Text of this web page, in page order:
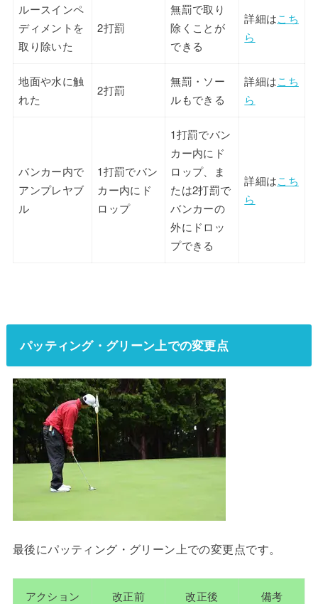
ルースインペ
ディメントを
取り除いた
2打罰
無罰で取り
除くことが
できる
詳細はこち
ら
地面や水に触
れた
2打罰
無罰・ソー
ルもできる
詳細はこち
ら
バンカー内で
アンプレヤブ
ル
1打罰でバン
カー内にド
ロップ
1打罰でバン
カー内にド
ロップ、ま
たは2打罰で
バンカーの
外にドロッ
プできる
詳細はこち
ら
パッティング・グリーン上での変更点
最後にパッティング・グリーン上での変更点です。
アクション 改正前 改正後 備考